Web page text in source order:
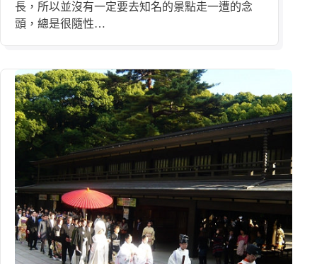
長，所以並沒有一定要去知名的景點走一遭的念
頭，總是很隨性…